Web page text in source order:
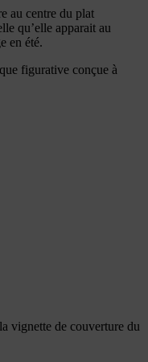
au centre du plat
qu’elle apparait au
en été.
figurative conçue à
vignette de couverture du